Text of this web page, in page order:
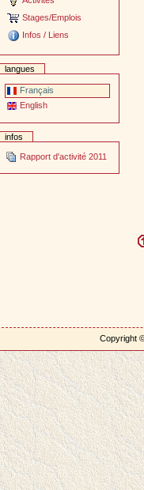
Stages/Emplois
Infos / Liens
langues
Français
English
infos
Rapport d'activité 2011
Copyright